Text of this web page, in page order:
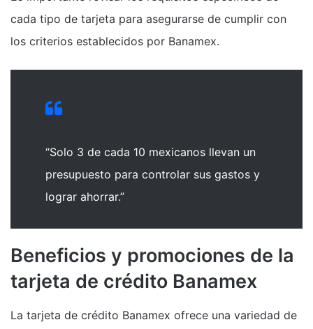
cada tipo de tarjeta para asegurarse de cumplir con
los criterios establecidos por Banamex.
“Solo 3 de cada 10 mexicanos llevan un
presupuesto para controlar sus gastos y
lograr ahorrar.”
Beneficios y promociones de la
tarjeta de crédito Banamex
La tarjeta de crédito Banamex ofrece una variedad de